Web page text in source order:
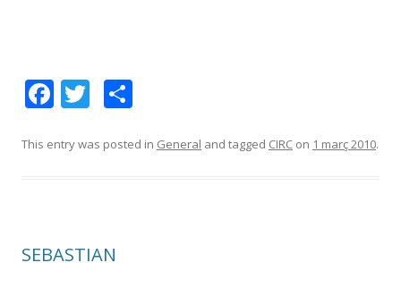
F
ac
e
k
T
w
itt m
This entry was posted in General and tagged CIRC on 1 març 2010.
SEBASTIAN